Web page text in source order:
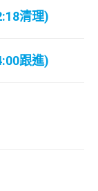
清理)
跟進)